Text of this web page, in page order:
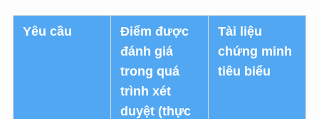
Yêu cầu
Điểm được
đánh giá
trong quá
trình xét
duyệt (thực
Tài liệu
chứng minh
tiêu biểu